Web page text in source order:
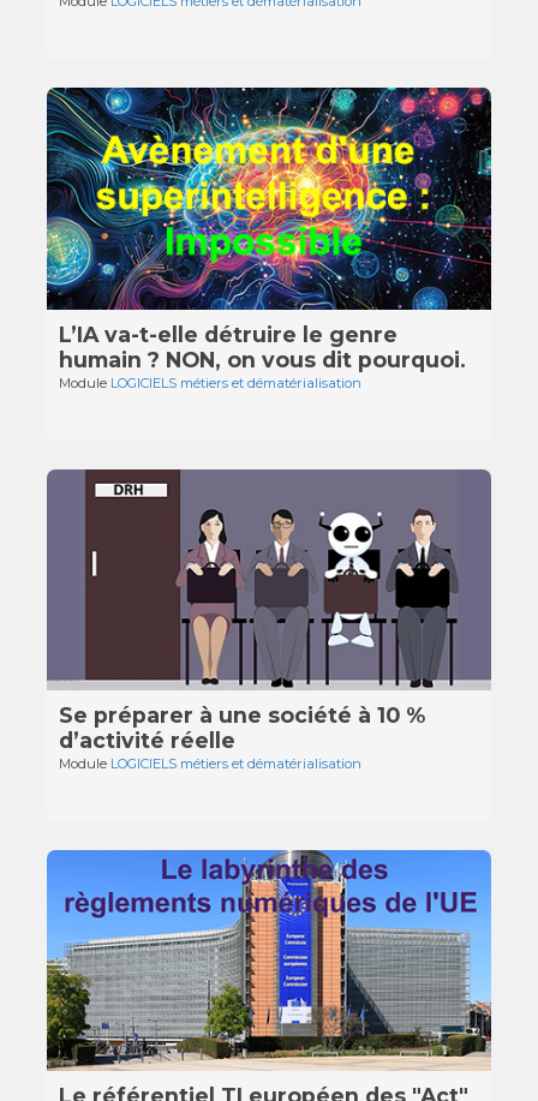
L’IA va-t-elle détruire le genre
humain ? NON, on vous dit pourquoi.
Module LOGICIELS métiers et dématérialisation
Se préparer à une société à 10 %
d’activité réelle
Module LOGICIELS métiers et dématérialisation